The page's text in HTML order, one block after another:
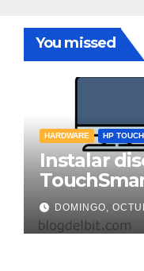
You missed
HARDWARE HP
Instalar
DOMINGO,